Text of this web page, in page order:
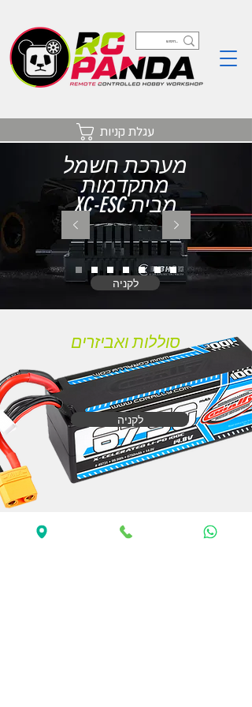
עגלת קניות
מערכת חשמל
מתקדמות
XC-ESC מבית
לקניה
סוללות ואביזרים
לקניה
שידרוגים